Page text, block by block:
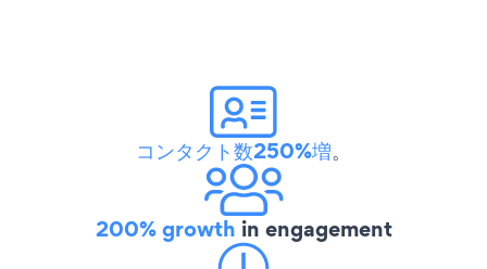
コンタクト数250%増。
200% growth in engagement